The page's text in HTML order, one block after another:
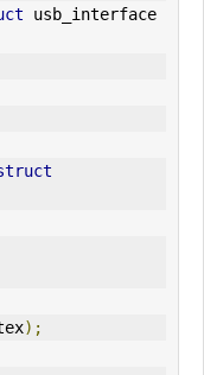
usb_interface
);